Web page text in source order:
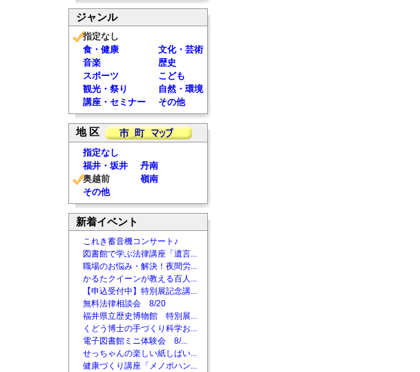
ジャンル
指定なし
食・健康
文化・芸術
音楽
歴史
スポーツ
こども
観光・祭り
自然・環境
講座・セミナー
その他
地 区
指定なし
福井・坂井
丹南
奥越前
嶺南
その他
新着イベント
これき蓄音機コンサート♪
図書館で学ぶ法律講座「遺言...
職場のお悩み・解決！夜間労...
かるたクイーンが教える百人...
【申込受付中】特別展記念講...
無料法律相談会 8/20
福井県立歴史博物館 特別展...
くどう博士の手づくり科学お...
電子図書館ミニ体験会 8/...
せっちゃんの楽しい紙しばい...
健康づくり講座「メノポハン...